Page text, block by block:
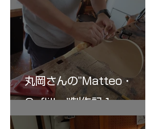
丸岡さんの”Matteo・
Gofliller”制作記１